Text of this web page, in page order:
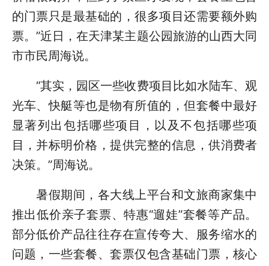
的门票只是最基础的，很多项目还需要额外购
票。”近日，在天津某主题公园旅游的山西大同
市市民周海说。
“其实，园区一些收费项目比如水陆车、观
光车、快艇等也是物有所值的，但套餐中最好
显著列出包括哪些项目，以及不包括哪些项
目，并标明价格，提供完整的信息，供消费者
决策。”周海说。
暑假期间，各大线上平台和文旅商家集中
推出低价亲子套票、特惠“遛娃”套餐等产品。
部分低价产品往往存在宣传夸大、服务缩水的
问题，一些套餐、套票仅包含基础门票，核心